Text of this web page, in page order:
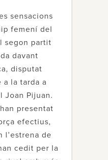
sensacions
femení del
segon partit
davant
disputat
a la tarda a
Joan Pijuan.
presentat
efectius,
l’estrena de
cedit per la